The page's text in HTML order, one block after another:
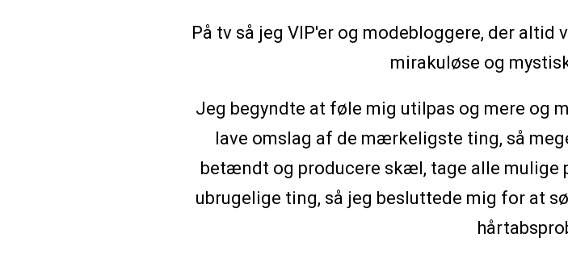
På tv så jeg VIP'er og modebloggere, der
mirakuløse og
Jeg begyndte at føle mig utilpas og mere og
lave omslag af de mærkeligste ting, så
betændt og producere skæl, tage alle mulige
ubrugelige ting, så jeg besluttede mig for at